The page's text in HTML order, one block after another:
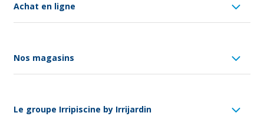
Achat en ligne
Nos magasins
Le groupe Irripiscine by Irrijardin